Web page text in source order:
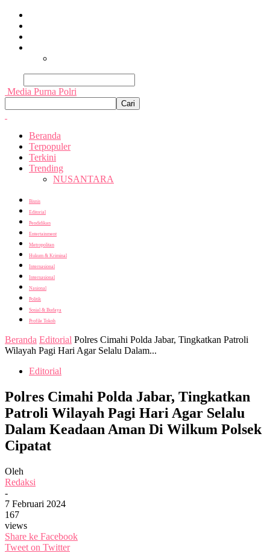
Media Purna Polri
Beranda
Terpopuler
Terkini
Trending
NUSANTARA
Bisnis
Editorial
Pendidikan
Entertainment
Metropolitan
Hukum & Kriminal
Internasional
Internasional
Nasional
Politik
Sosial & Budaya
Profile Tokoh
Beranda Editorial Polres Cimahi Polda Jabar, Tingkatkan Patroli
Wilayah Pagi Hari Agar Selalu Dalam...
Editorial
Polres Cimahi Polda Jabar, Tingkatkan
Patroli Wilayah Pagi Hari Agar Selalu
Dalam Keadaan Aman Di Wilkum Polsek
Cipatat
Oleh
Redaksi
-
7 Februari 2024
167
views
Share ke Facebook
Tweet on Twitter